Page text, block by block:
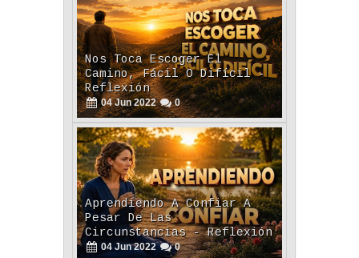
Nos Toca Escoger El
Camino, Fácil O Difícil -
Reflexión
04 Jun 2022 0
Aprendiendo A Confiar A
Pesar De Las
Circunstancias - Reflexión
04 Jun 2022 0